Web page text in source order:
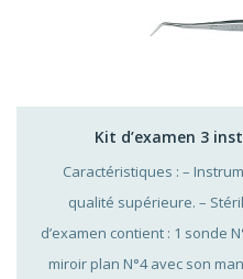
Kit d’examen 3
Caractéristiques : –
qualité supérieure. –
d’examen contient : 1 sonde
miroir plan N°4 avec son